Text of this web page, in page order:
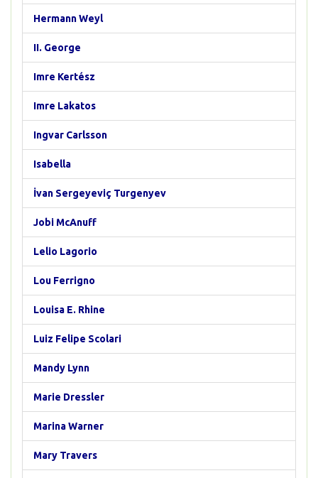
Hermann Weyl
II. George
Imre Kertész
Imre Lakatos
Ingvar Carlsson
Isabella
İvan Sergeyeviç Turgenyev
Jobi McAnuff
Lelio Lagorio
Lou Ferrigno
Louisa E. Rhine
Luiz Felipe Scolari
Mandy Lynn
Marie Dressler
Marina Warner
Mary Travers